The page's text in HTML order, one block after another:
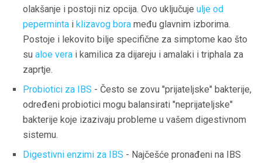
olakšanje i postoji niz opcija. Ovo uključuje ulje od
peperminta i klizavog bora među glavnim izborima.
Postoje i lekovito bilje specifične za simptome kao što
su aloe vera i kamilica za dijareju i amalaki i triphala za
zaprtje.
Probiotici za IBS - Često se zovu "prijateljske" bakterije,
određeni probiotici mogu balansirati "neprijateljske"
bakterije koje izazivaju probleme u vašem digestivnom
sistemu.
Digestivni enzimi za IBS - Najčešće pronađeni na IBS